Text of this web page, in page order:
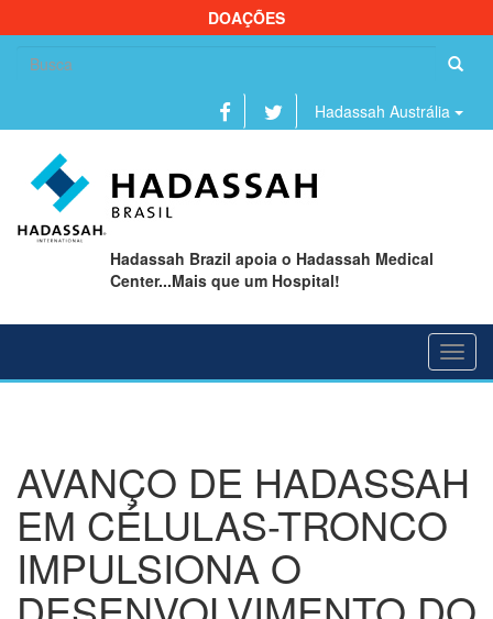
DOAÇÕES
Hadassah Austrália
Hadassah Brazil apoia o Hadassah Medical
Center...Mais que um Hospital!
AVANÇO DE HADASSAH
EM CÉLULAS-TRONCO
IMPULSIONA O